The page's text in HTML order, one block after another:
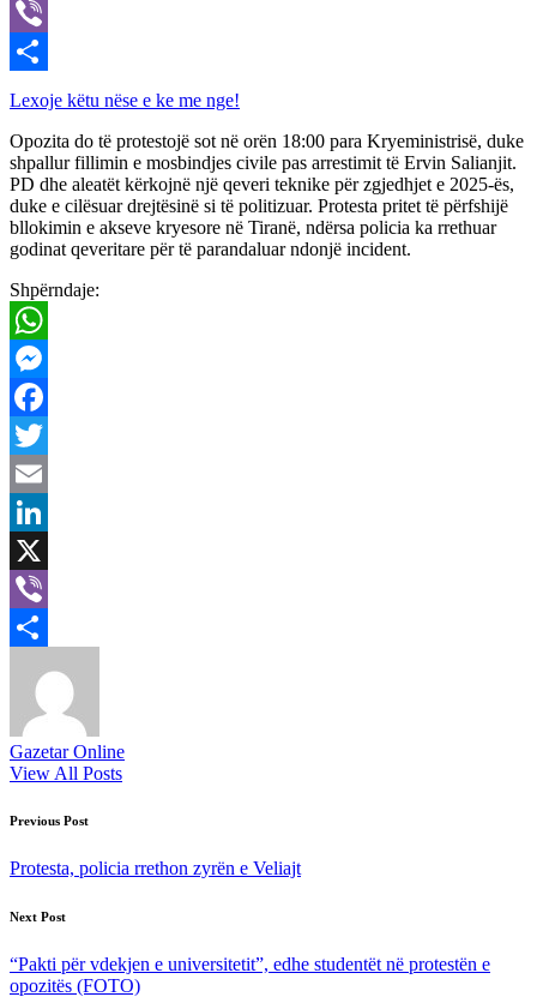
X
Viber
Share
Lexoje këtu nëse e ke me nge!
Opozita do të protestojë sot në orën 18:00 para Kryeministrisë, duke
shpallur fillimin e mosbindjes civile pas arrestimit të Ervin Salianjit.
PD dhe aleatët kërkojnë një qeveri teknike për zgjedhjet e 2025-ës,
duke e cilësuar drejtësinë si të politizuar. Protesta pritet të përfshijë
bllokimin e akseve kryesore në Tiranë, ndërsa policia ka rrethuar
godinat qeveritare për të parandaluar ndonjë incident.
Shpërndaje:
WhatsApp
Messenger
Facebook
Twitter
Email
LinkedIn
X
Viber
Gazetar Online
View All Posts
Post
navigation
Previous Post
Protesta, policia rrethon zyrën e Veliajt
Next Post
“Pakti për vdekjen e universitetit”, edhe studentët në protestën e
opozitës (FOTO)